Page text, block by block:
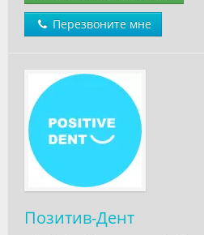
Перезвоните мне
Позитив-Дент